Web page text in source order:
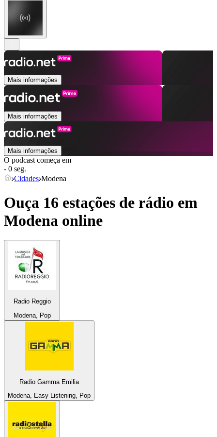
Mais informações
Mais informações
Mais informações
O podcast começa em
- 0 seg.
Cidades Modena
Ouça 16 estações de rádio em
Modena online
Radio Reggio
Modena, Pop
Radio Gamma Emilia
Modena, Easy Listening, Pop